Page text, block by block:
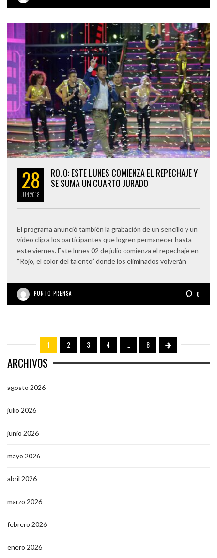
28
JUN2018
ROJO: ESTE LUNES COMIENZA EL REPECHAJE Y
SE SUMA UN CUARTO JURADO
El programa anunció también la grabación de un sencillo y un
video clip a los participantes que logren permanecer hasta
este viernes. Este lunes 02 de julio comienza el repechaje en
“Rojo, el color del talento” donde los eliminados volverán
PUNTO PRENSA 0
1 2 3 4 8
ARCHIVOS
agosto 2026
julio 2026
junio 2026
mayo 2026
abril 2026
marzo 2026
febrero 2026
enero 2026